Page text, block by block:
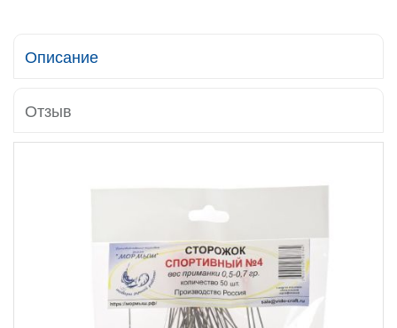
Описание
Отзыв